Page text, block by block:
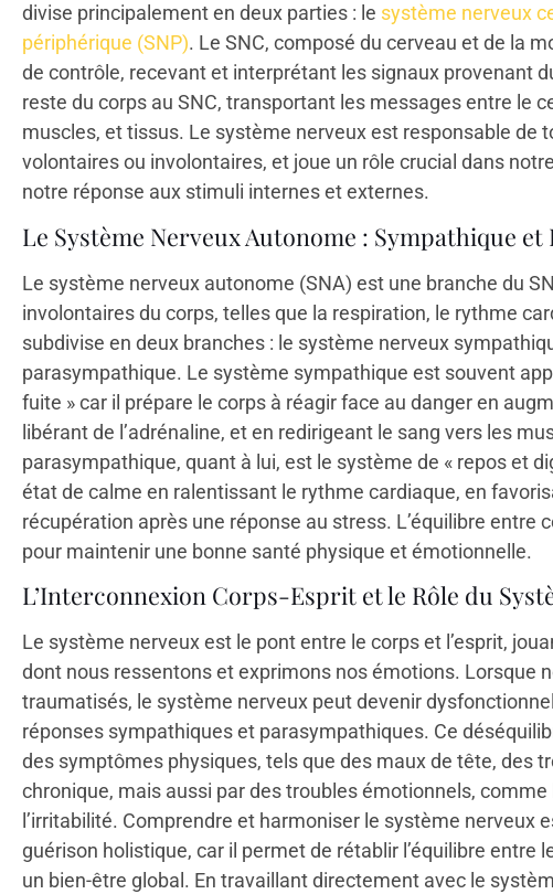
divise principalement en deux parties : le système nerveux
périphérique (SNP). Le SNC, composé du cerveau et de la
de contrôle, recevant et interprétant les signaux provenant
reste du corps au SNC, transportant les messages entre le
muscles, et tissus. Le système nerveux est responsable de
volontaires ou involontaires, et joue un rôle crucial dans
notre réponse aux stimuli internes et externes.
Le Système Nerveux Autonome : Sympathique
Le système nerveux autonome (SNA) est une branche du
involontaires du corps, telles que la respiration, le rythme
subdivise en deux branches : le système nerveux
parasympathique. Le système sympathique est souvent
fuite » car il prépare le corps à réagir face au danger en
libérant de l’adrénaline, et en redirigeant le sang vers les
parasympathique, quant à lui, est le système de « repos et
état de calme en ralentissant le rythme cardiaque, en
récupération après une réponse au stress. L’équilibre entre
pour maintenir une bonne santé physique et émotionnelle.
L’Interconnexion Corps-Esprit et le Rôle du
Le système nerveux est le pont entre le corps et l’esprit,
dont nous ressentons et exprimons nos émotions. Lorsque
traumatisés, le système nerveux peut devenir
réponses sympathiques et parasympathiques. Ce
des symptômes physiques, tels que des maux de tête, des
chronique, mais aussi par des troubles émotionnels, comme
l’irritabilité. Comprendre et harmoniser le système nerveux
guérison holistique, car il permet de rétablir l’équilibre entre
un bien-être global. En travaillant directement avec le